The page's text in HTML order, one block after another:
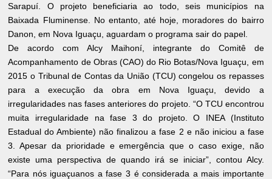
Sarapuí. O projeto beneficiaria ao todo, seis municípios na
Baixada Fluminense. No entanto, até hoje, moradores do bairro
Danon, em Nova Iguaçu, aguardam o programa sair do papel.
De acordo com Alcy Maihoní, integrante do Comitê de
Acompanhamento de Obras (CAO) do Rio Botas/Nova Iguaçu, em
2015 o Tribunal de Contas da União (TCU) congelou os repasses
para a execução da obra em Nova Iguaçu, devido a
irregularidades nas fases anteriores do projeto. “O TCU encontrou
muita irregularidade na fase 3 do projeto. O INEA (Instituto
Estadual do Ambiente) não finalizou a fase 2 e não iniciou a fase
3. Apesar da prioridade e emergência que o caso exige, não
existe uma perspectiva de quando irá se iniciar”, contou Alcy.
“Para nós iguaçuanos a fase 3 é considerada a mais importante